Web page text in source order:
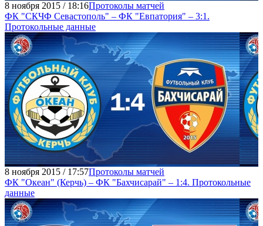
8 ноября 2015 / 18:16Протоколы матчей
ФК "СКЧФ Севастополь" – ФК "Евпатория" – 3:1.
Протокольные данные
8 ноября 2015 / 17:57Протоколы матчей
ФК "Океан" (Керчь) – ФК "Бахчисарай" – 1:4. Протокольные
данные